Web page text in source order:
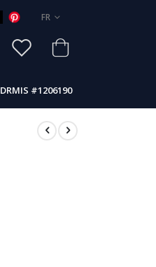
LANGUE
FR
DRMIS #1206190